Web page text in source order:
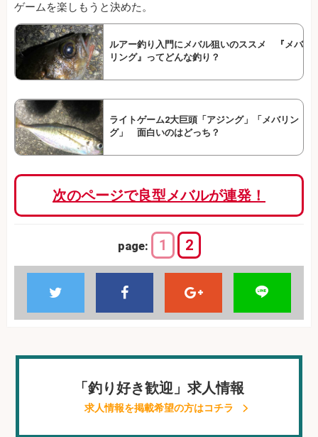
ゲームを楽しもうと決めた。
ルアー釣り入門にメバル狙いのススメ 『メバ
リング』ってどんな釣り？
ライトゲーム2大巨頭「アジング」「メバリン
グ」 面白いのはどっち？
次のページで良型メバルが連発！
page: 1 2
「釣り好き歓迎」求人情報
求人情報を掲載希望の方はコチラ